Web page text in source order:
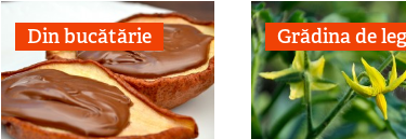
Din bucătărie Grădina de